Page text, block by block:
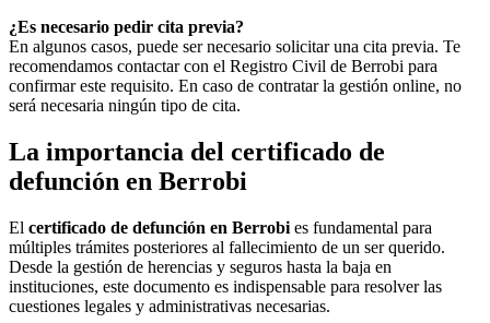
¿Es necesario pedir cita previa?
En algunos casos, puede ser necesario solicitar una cita previa. Te
recomendamos contactar con el Registro Civil de Berrobi para
confirmar este requisito. En caso de contratar la gestión online, no
será necesaria ningún tipo de cita.
La importancia del certificado de
defunción en Berrobi
El certificado de defunción en Berrobi es fundamental para
múltiples trámites posteriores al fallecimiento de un ser querido.
Desde la gestión de herencias y seguros hasta la baja en
instituciones, este documento es indispensable para resolver las
cuestiones legales y administrativas necesarias.